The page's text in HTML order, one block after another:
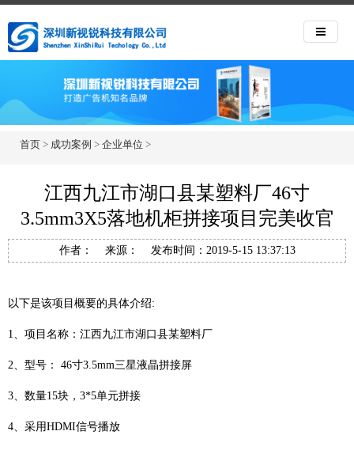
首页 > 成功案例 > 企业单位 >
江西九江市湖口县某塑料厂46寸
3.5mm3X5落地机柜拼接项目完美收官
作者： 来源： 发布时间：2019-5-15 13:37:13
以下是该项目概要的具体介绍:
1、项目名称：江西九江市湖口县某塑料厂
2、型号： 46寸3.5mm三星液晶拼接屏
3、数量15块，3*5单元拼接
4、采用HDMI信号播放